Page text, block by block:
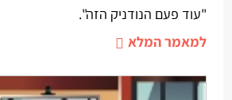
"עוד פעם הנודניק הזה".
למאמר המלא